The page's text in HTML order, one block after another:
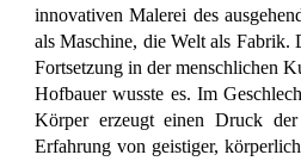
innovativen Malerei des
als Maschine, die Welt als Fabrik.
Fortsetzung in der menschlichen
Hofbauer wusste es. Im
Körper erzeugt einen Druck
Erfahrung von geistiger,